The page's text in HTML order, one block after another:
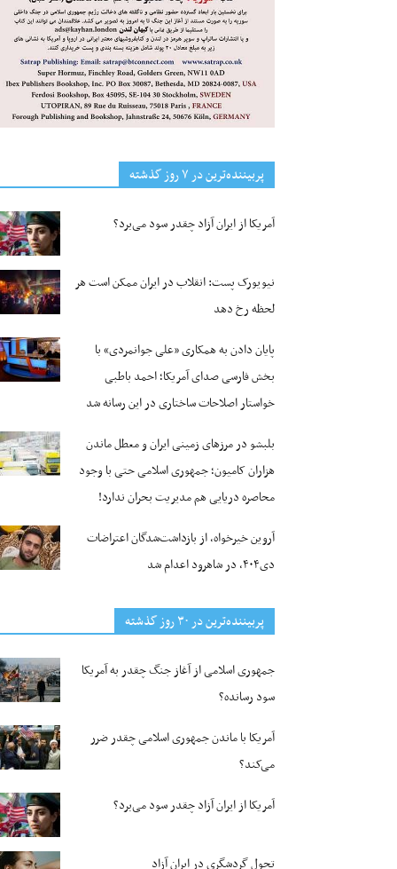
پربیننده‌ترین‌ در ۷ روز گذشته
آمریکا از ایران آزاد چقدر سود می‌برد؟
نیویورک پست: انقلاب در ایران ممکن است هر
لحظه رخ دهد
پایان دادن به همکاری «علی جوانمردی» با
بخش فارسی صدای آمریکا؛ احمد باطبی
خواستار اصلاحات ساختاری در این رسانه شد
بلبشو در مرزهای زمینی ایران و معطل ماندن
هزاران کامیون؛ جمهوری اسلامی حتی با وجود
محاصره دریایی هم مدیریت بحران ندارد!
آروین خیرخواه، از بازداشت‌شدگان اعتراضات
دی۴۰۴، در شاهرود اعدام شد
پربیننده‌ترین‌ در ۳۰ روز گذشته
جمهوری اسلامی از آغاز جنگ چقدر به آمریکا
سود رسانده؟
آمریکا با ماندن جمهوری اسلامی چقدر ضرر
می‌کند؟
آمریکا از ایران آزاد چقدر سود می‌برد؟
تحول گردشگری در ایران آزاد